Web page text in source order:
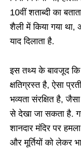
10वीं शताब्दी का
शैली में किया गया
याद दिलाता है.
इस तथ्य के बावजूद कि
क्षतिग्रस्त है, ऐसा
भव्यता संरक्षित है,
से देखा जा सकता है.
शानदार मंदिर पर
और मूर्तियों को लेकर